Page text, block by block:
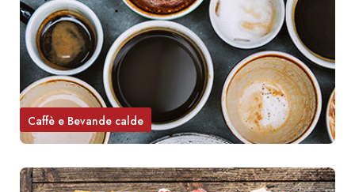
Caffè e Bevande calde